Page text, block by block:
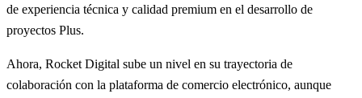
de experiencia técnica y calidad premium en el desarrollo de
proyectos Plus.
Ahora, Rocket Digital sube un nivel en su trayectoria de
colaboración con la plataforma de comercio electrónico, aunque